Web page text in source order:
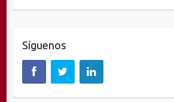
Síguenos